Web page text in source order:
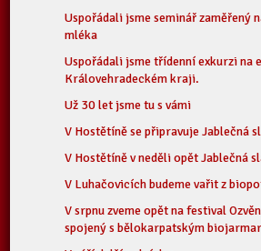
Uspořádali jsme seminář zaměřený
mléka
Uspořádali jsme třídenní exkurzi na
Královehradeckém kraji.
Už 30 let jsme tu s vámi
V Hostětíně se připravuje Jablečná
V Hostětíně v neděli opět Jablečná
V Luhačovicích budeme vařit z
V srpnu zveme opět na festival
spojený s bělokarpatským